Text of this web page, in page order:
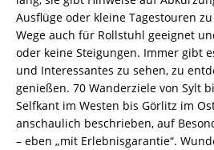
Ausflüge oder kleine Tagestouren
Wege auch für Rollstuhl geeignet
oder keine Steigungen. Immer gibt
und Interessantes zu sehen, zu
genießen. 70 Wanderziele von Sylt
Selfkant im Westen bis Görlitz im
anschaulich beschrieben, auf
– eben „mit Erlebnisgarantie“.